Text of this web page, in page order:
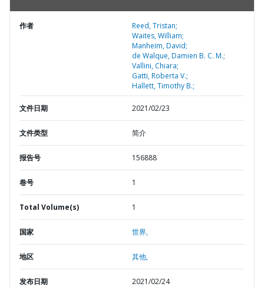
作者
Reed, Tristan;
Waites, William;
Manheim, David;
de Walque, Damien B. C. M.;
Vallini, Chiara;
Gatti, Roberta V.;
Hallett, Timothy B.;
文件日期 2021/02/23
文件类型 简介
报告号 156888
卷号 1
Total Volume(s) 1
国家 世界,
地区 其他,
发布日期 2021/02/24